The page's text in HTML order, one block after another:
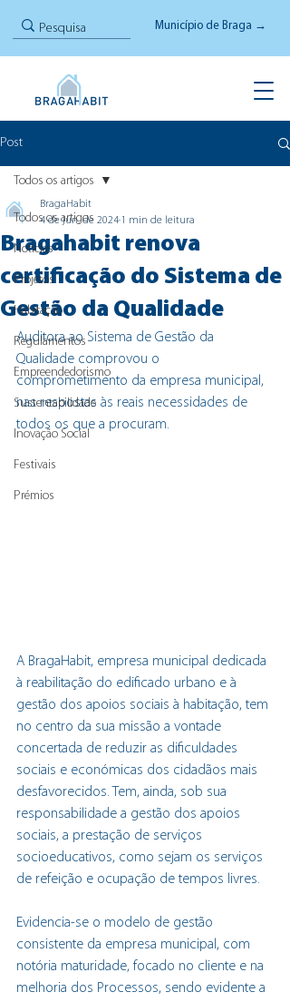
Município de Braga →
Post
Todos os artigos
Notícias
Projetos
Habitação
Regulamentos
Empreendedorismo
Sustentabilidade
Inovação Social
Festivais
Prémios
Todos os artigos
Bragahabit renova
certificação do Sistema de
Gestão da Qualidade
BragaHabit
4 de jun. de 2024 1 min de leitura
Auditora ao Sistema de Gestão da
Qualidade comprovou o
comprometimento da empresa municipal,
nas respostas às reais necessidades de
todos os que a procuram.
A BragaHabit, empresa municipal dedicada
à reabilitação do edificado urbano e à
gestão dos apoios sociais à habitação, tem
no centro da sua missão a vontade
concertada de reduzir as dificuldades
sociais e económicas dos cidadãos mais
desfavorecidos. Tem, ainda, sob sua
responsabilidade a gestão dos apoios
sociais, a prestação de serviços
socioeducativos, como sejam os serviços
de refeição e ocupação de tempos livres.
Evidencia-se o modelo de gestão
consistente da empresa municipal, com
notória maturidade, focado no cliente e na
melhoria dos Processos, sendo evidente a